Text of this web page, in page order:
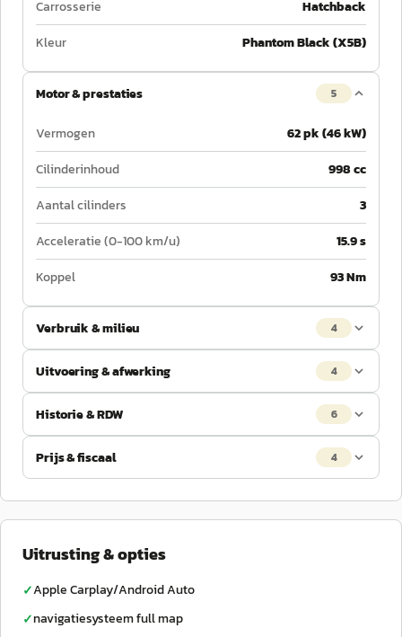
Carrosserie
Hatchback
Kleur
Phantom Black (X5B)
Motor & prestaties 5
Vermogen
62 pk (46 kW)
Cilinderinhoud
998 cc
Aantal cilinders
3
Acceleratie (0-100 km/u)
15.9 s
Koppel
93 Nm
Verbruik & milieu 4
Uitvoering & afwerking 4
Historie & RDW 6
Prijs & fiscaal 4
Uitrusting & opties
✓Apple Carplay/Android Auto
✓navigatiesysteem full map